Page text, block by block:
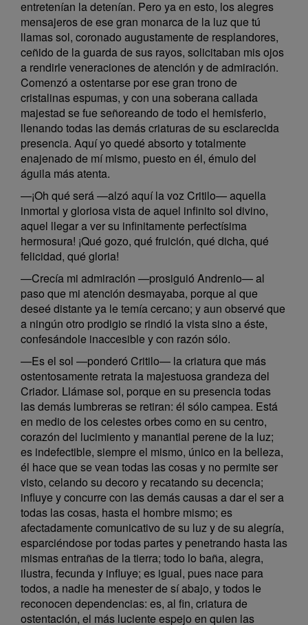
entretenían la detenían. Pero ya en esto, los alegres
mensajeros de ese gran monarca de la luz que tú
llamas sol, coronado augustamente de resplandores,
ceñido de la guarda de sus rayos, solicitaban mis ojos
a rendirle veneraciones de atención y de admiración.
Comenzó a ostentarse por ese gran trono de
cristalinas espumas, y con una soberana callada
majestad se fue señoreando de todo el hemisferio,
llenando todas las demás criaturas de su esclarecida
presencia. Aquí yo quedé absorto y totalmente
enajenado de mí mismo, puesto en él, émulo del
águila más atenta.
—¡Oh qué será —alzó aquí la voz Critilo— aquella
inmortal y gloriosa vista de aquel infinito sol divino,
aquel llegar a ver su infinitamente perfectísima
hermosura! ¡Qué gozo, qué fruición, qué dicha, qué
felicidad, qué gloria!
—Crecía mi admiración —prosiguió Andrenio— al
paso que mi atención desmayaba, porque al que
deseé distante ya le temía cercano; y aun observé que
a ningún otro prodigio se rindió la vista sino a éste,
confesándole inaccesible y con razón sólo.
—Es el sol —ponderó Critilo— la criatura que más
ostentosamente retrata la majestuosa grandeza del
Criador. Llámase sol, porque en su presencia todas
las demás lumbreras se retiran: él sólo campea. Está
en medio de los celestes orbes como en su centro,
corazón del lucimiento y manantial perene de la luz;
es indefectible, siempre el mismo, único en la belleza,
él hace que se vean todas las cosas y no permite ser
visto, celando su decoro y recatando su decencia;
influye y concurre con las demás causas a dar el ser a
todas las cosas, hasta el hombre mismo; es
afectadamente comunicativo de su luz y de su alegría,
esparciéndose por todas partes y penetrando hasta las
mismas entrañas de la tierra; todo lo baña, alegra,
ilustra, fecunda y influye; es igual, pues nace para
todos, a nadie ha menester de sí abajo, y todos le
reconocen dependencias: es, al fin, criatura de
ostentación, el más luciente espejo en quien las